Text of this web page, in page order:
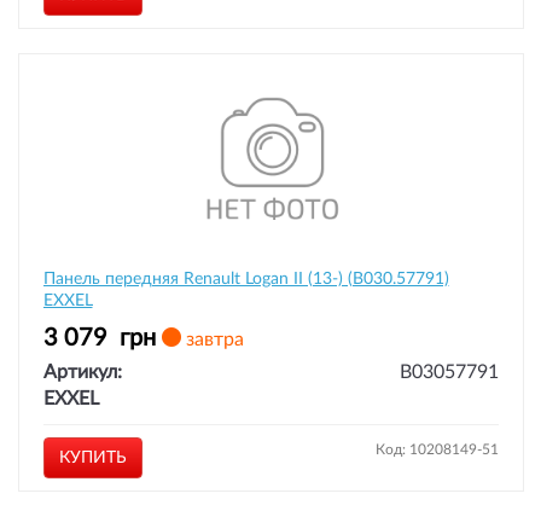
Панель передняя Renault Logan II (13-) (B030.57791)
EXXEL
3 079 грн
завтра
Артикул:
B03057791
EXXEL
КУПИТЬ Код: 10208149-51